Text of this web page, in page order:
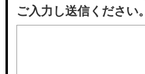
ご入力し送信ください。